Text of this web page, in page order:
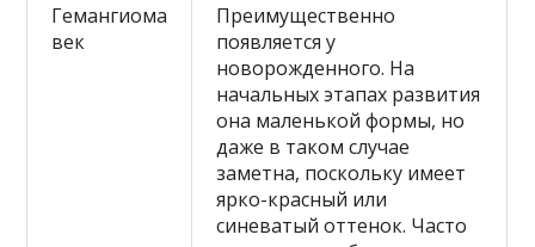
Гемангиома
век
Преимущественно
появляется у
новорожденного. На
начальных этапах развития
она маленькой формы, но
даже в таком случае
заметна, поскольку имеет
ярко-красный или
синеватый оттенок. Часто